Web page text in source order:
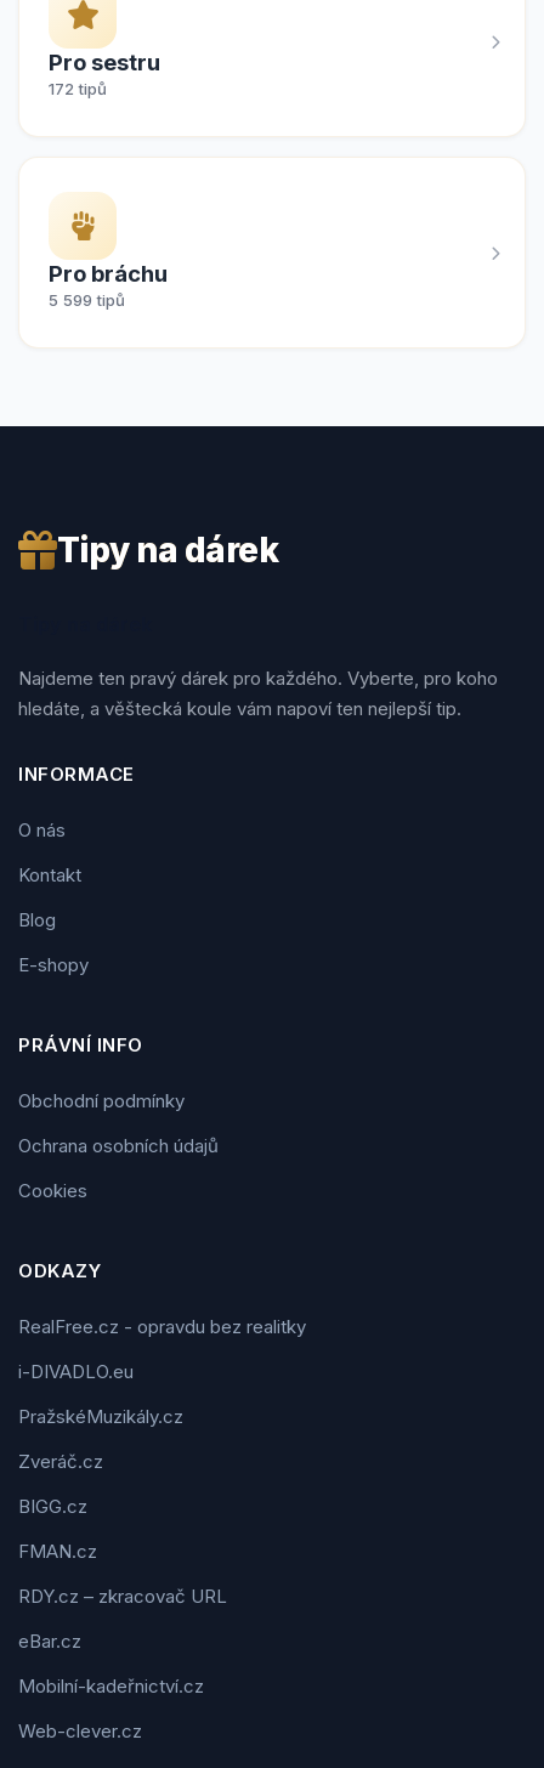
Pro sestru
172 tipů
Pro bráchu
5 599 tipů
Tipy na dárek
Najdeme ten pravý dárek pro každého. Vyberte, pro koho
hledáte, a věštecká koule vám napoví ten nejlepší tip.
INFORMACE
O nás
Kontakt
Blog
E-shopy
PRÁVNÍ INFO
Obchodní podmínky
Ochrana osobních údajů
Cookies
ODKAZY
RealFree.cz - opravdu bez realitky
i-DIVADLO.eu
PražskéMuzikály.cz
Zveráč.cz
BIGG.cz
FMAN.cz
RDY.cz – zkracovač URL
eBar.cz
Mobilní-kadeřnictví.cz
Web-clever.cz